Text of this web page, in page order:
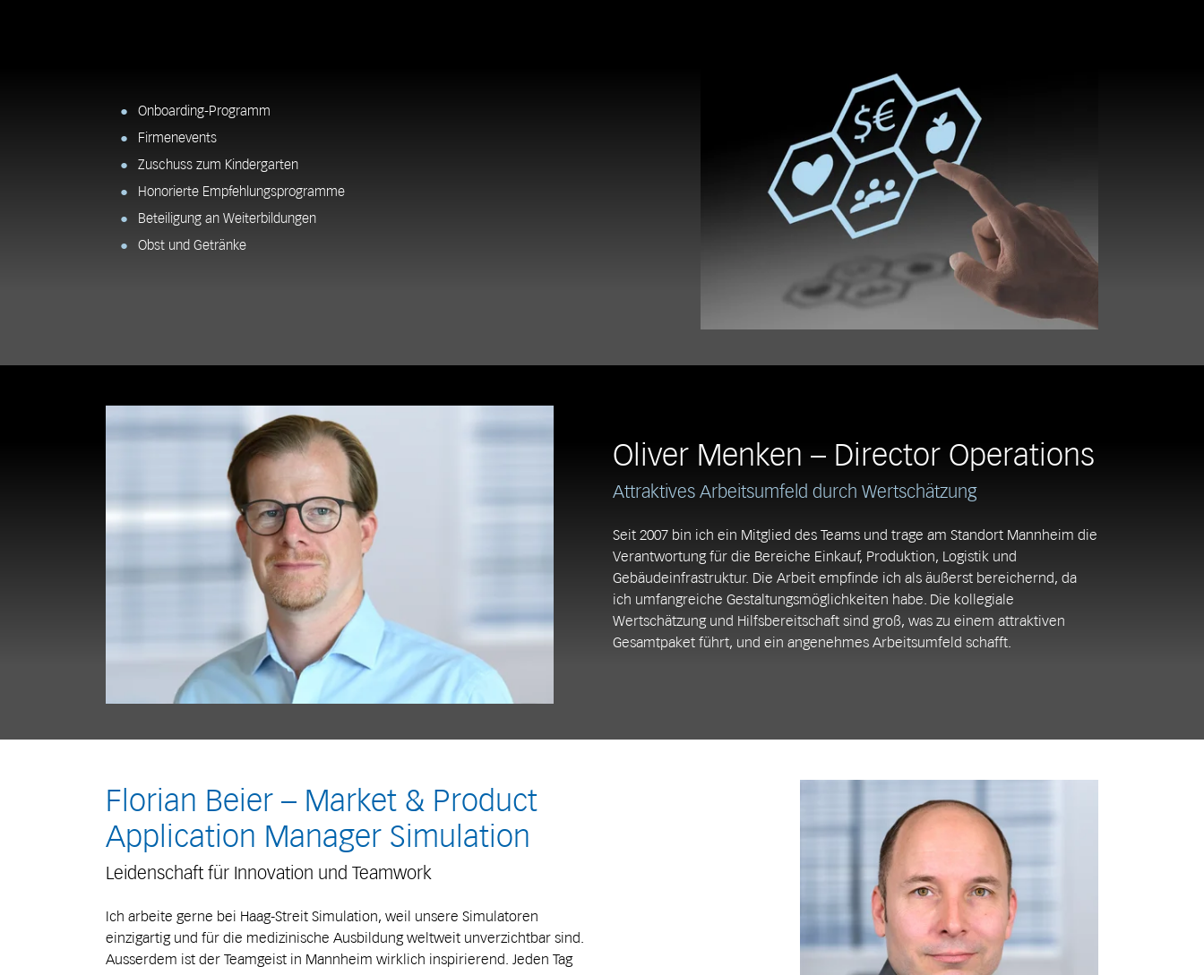
Onboarding-Programm
Firmenevents
Zuschuss zum Kindergarten
Honorierte Empfehlungsprogramme
Beteiligung an Weiterbildungen
Obst und Getränke
Oliver Menken – Director Operations
Attraktives Arbeitsumfeld durch Wertschätzung
Seit 2007 bin ich ein Mitglied des Teams und trage am Standort Mannheim die
Verantwortung für die Bereiche Einkauf, Produktion, Logistik und
Gebäudeinfrastruktur. Die Arbeit empfinde ich als äußerst bereichernd, da
ich umfangreiche Gestaltungsmöglichkeiten habe. Die kollegiale
Wertschätzung und Hilfsbereitschaft sind groß, was zu einem attraktiven
Gesamtpaket führt, und ein angenehmes Arbeitsumfeld schafft.
Florian Beier – Market & Product
Application Manager Simulation
Leidenschaft für Innovation und Teamwork
Ich arbeite gerne bei Haag-Streit Simulation, weil unsere Simulatoren
einzigartig und für die medizinische Ausbildung weltweit unverzichtbar sind.
Ausserdem ist der Teamgeist in Mannheim wirklich inspirierend. Jeden Tag